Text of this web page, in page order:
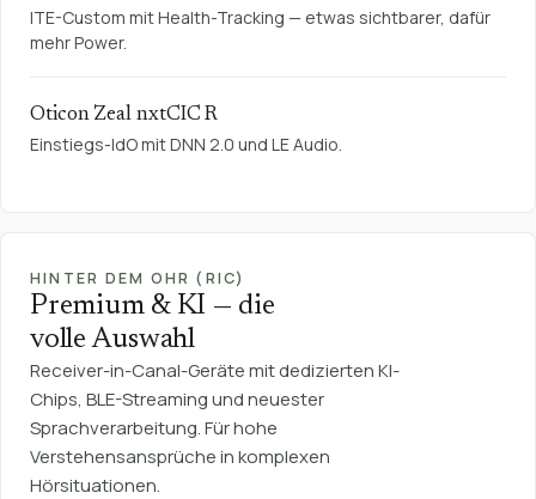
ITE-Custom mit Health-Tracking — etwas sichtbarer, dafür
mehr Power.
Oticon Zeal nxtCIC R
Einstiegs-IdO mit DNN 2.0 und LE Audio.
HINTER DEM OHR (RIC)
Premium & KI — die
volle Auswahl
Receiver-in-Canal-Geräte mit dedizierten KI-
Chips, BLE-Streaming und neuester
Sprachverarbeitung. Für hohe
Verstehensansprüche in komplexen
Hörsituationen.